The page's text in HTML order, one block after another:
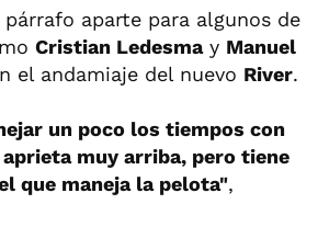
aparte para algunos de
Cristian Ledesmay Manuel
el andamiaje del nuevo River.
un poco los tiempos con
muy arriba, pero tiene
que maneja la pelota",